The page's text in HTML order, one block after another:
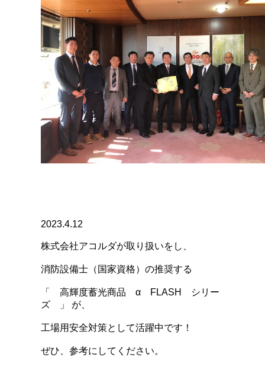
2023.4.12
株式会社アコルダが取り扱いをし、
消防設備士（国家資格）の推奨する
「 高輝度蓄光商品 α FLASH シリー
ズ 」 が、
工場用安全対策として活躍中です！
ぜひ、参考にしてください。